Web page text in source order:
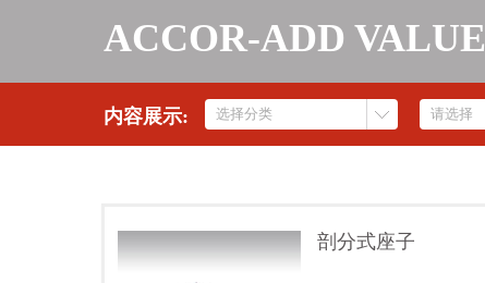
ACCOR-ADD VALUE
内容展示:
剖分式座子